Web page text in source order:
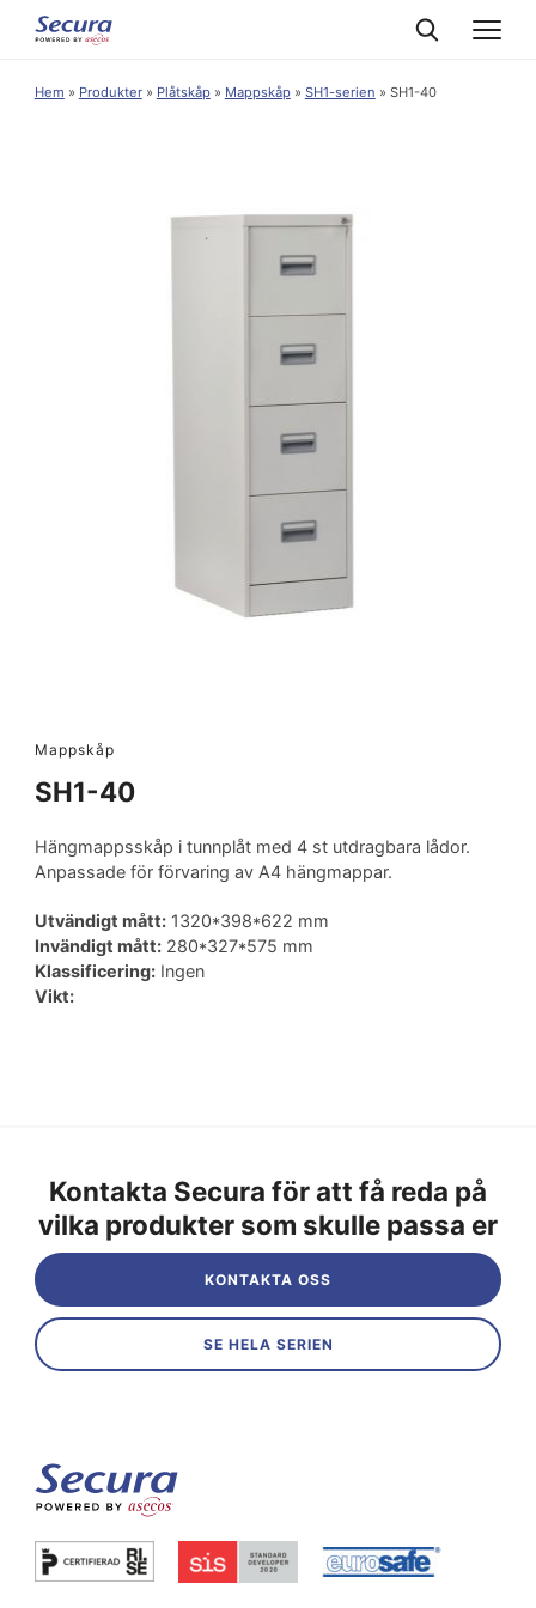
Hem » Produkter» Plåtskåp» Mappskåp» SH1-serien » SH1-40
Mappskåp
SH1-40
Hängmappsskåp i tunnplåt med 4 st utdragbara lådor.
Anpassade för förvaring av A4 hängmappar.
Utvändigt mått:1320*398*622 mm
Invändigt mått:280*327*575 mm
Klassificering:Ingen
Vikt:
Kontakta Secura för att få reda på
vilka produkter som skulle passa er
KONTAKTA OSS
SE HELA SERIEN